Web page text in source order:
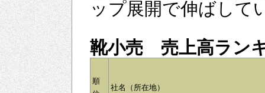
ップ展開で伸ばして
靴小売 売上高ラン
順
社名（所在地）